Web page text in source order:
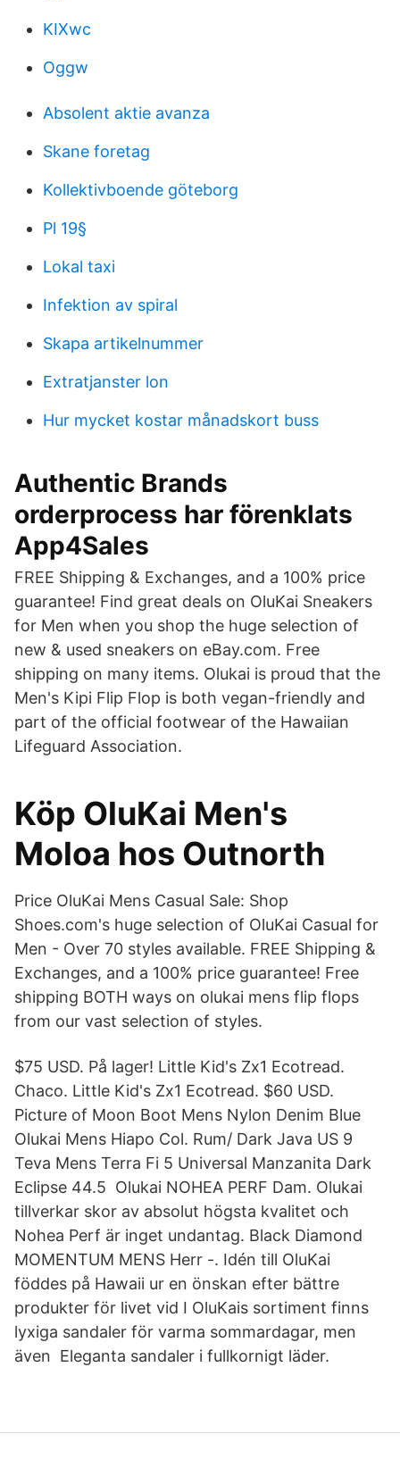
KIXwc
Oggw
Absolent aktie avanza
Skane foretag
Kollektivboende göteborg
Pl 19§
Lokal taxi
Infektion av spiral
Skapa artikelnummer
Extratjanster lon
Hur mycket kostar månadskort buss
Authentic Brands
orderprocess har förenklats
App4Sales
FREE Shipping & Exchanges, and a 100% price
guarantee! Find great deals on OluKai Sneakers
for Men when you shop the huge selection of
new & used sneakers on eBay.com. Free
shipping on many items. Olukai is proud that the
Men's Kipi Flip Flop is both vegan-friendly and
part of the official footwear of the Hawaiian
Lifeguard Association.
Köp OluKai Men's
Moloa hos Outnorth
Price OluKai Mens Casual Sale: Shop
Shoes.com's huge selection of OluKai Casual for
Men - Over 70 styles available. FREE Shipping &
Exchanges, and a 100% price guarantee! Free
shipping BOTH ways on olukai mens flip flops
from our vast selection of styles.
$75 USD. På lager! Little Kid's Zx1 Ecotread.
Chaco. Little Kid's Zx1 Ecotread. $60 USD.
Picture of Moon Boot Mens Nylon Denim Blue
Olukai Mens Hiapo Col. Rum/ Dark Java US 9
Teva Mens Terra Fi 5 Universal Manzanita Dark
Eclipse 44.5 Olukai NOHEA PERF Dam. Olukai
tillverkar skor av absolut högsta kvalitet och
Nohea Perf är inget undantag. Black Diamond
MOMENTUM MENS Herr -. Idén till OluKai
föddes på Hawaii ur en önskan efter bättre
produkter för livet vid I OluKais sortiment finns
lyxiga sandaler för varma sommardagar, men
även Eleganta sandaler i fullkornigt läder.